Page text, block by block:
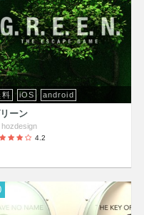
料 iOS android
ーン
hozdesign
4.2